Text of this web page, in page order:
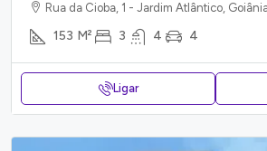
Rua da Cioba, 1 - Jardim Atlântico,
153 M² 3 4 4
Ligar